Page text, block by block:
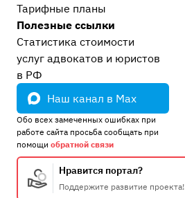
Тарифные планы
Полезные ссылки
Статистика стоимости
услуг адвокатов и юристов
в РФ
Наш канал в Max
Обо всех замеченных ошибках при
работе сайта просьба сообщать при
помощи обратной связи
Нравится портал?
Поддержите развитие проекта!